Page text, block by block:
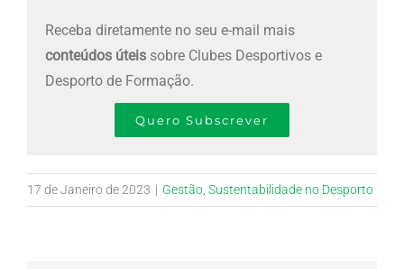
Receba diretamente no seu e-mail mais
conteúdos úteis sobre Clubes Desportivos e
Desporto de Formação.
Quero Subscrever
17 de Janeiro de 2023 | Gestão Sustentabilidade no Desporto